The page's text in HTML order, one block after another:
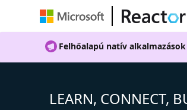
Felhőalapú natív
LEARN, CONNECT,